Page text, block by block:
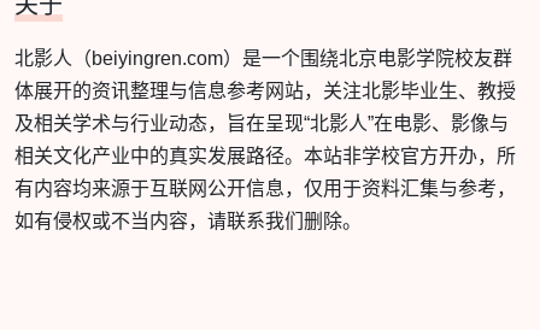
北影人（beiyingren.com）是一个围绕北京电影学院校友群
体展开的资讯整理与信息参考网站，关注北影毕业生、教授
及相关学术与行业动态，旨在呈现“北影人”在电影、影像与
相关文化产业中的真实发展路径。本站非学校官方开办，所
有内容均来源于互联网公开信息，仅用于资料汇集与参考，
如有侵权或不当内容，请联系我们删除。